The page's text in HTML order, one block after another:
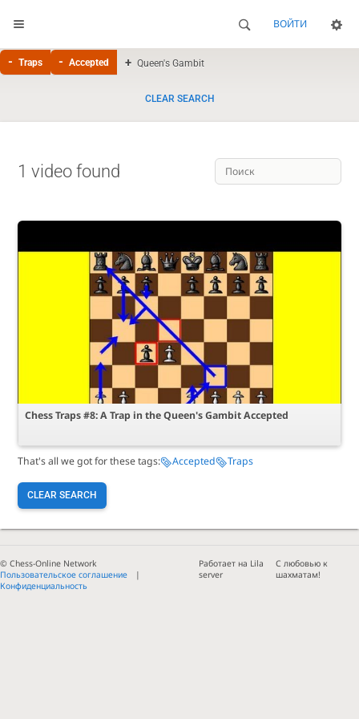
ВОЙТИ
Traps Accepted Queen's Gambit
CLEAR SEARCH
1 video found
Chess Traps #8: A Trap in the Queen's Gambit Accepted
That's all we got for these tags: Accepted Traps
CLEAR SEARCH
© Chess-Online Network
Пользовательское соглашение
Конфиденциальность
Работает на Lila
server
С любовью к
шахматам!